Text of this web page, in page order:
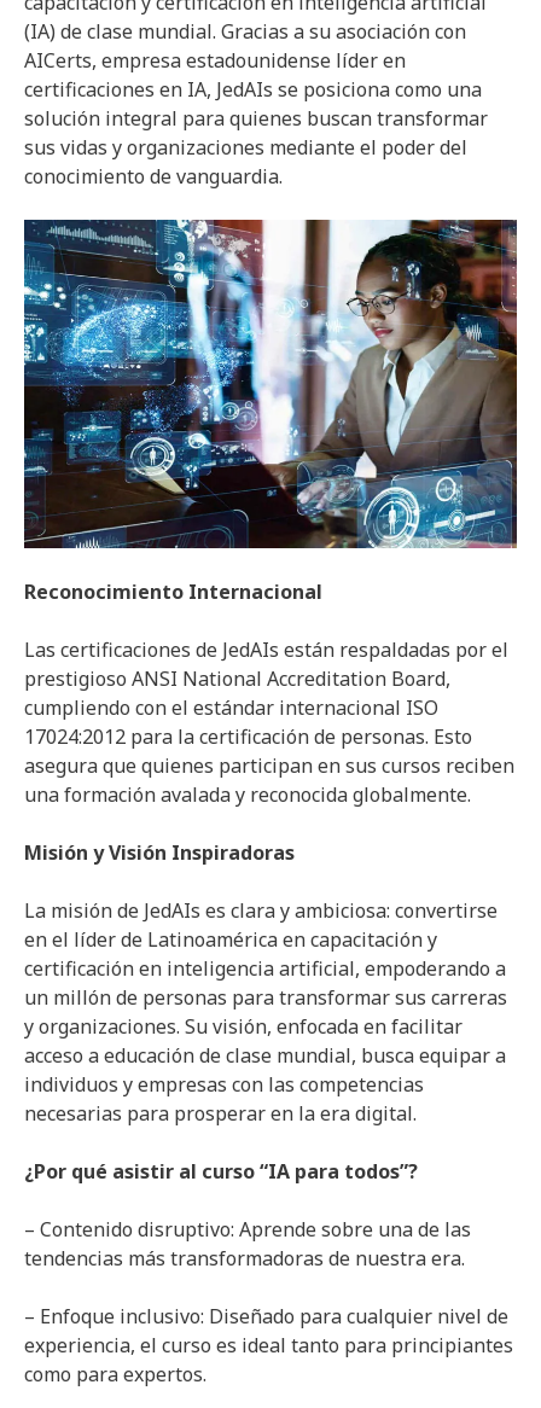
(IA) de clase mundial. Gracias a su asociación con
AICerts, empresa estadounidense líder en
certificaciones en IA, JedAIs se posiciona como una
solución integral para quienes buscan transformar
sus vidas y organizaciones mediante el poder del
conocimiento de vanguardia.
Reconocimiento Internacional
Las certificaciones de JedAIs están respaldadas por el
prestigioso ANSI National Accreditation Board,
cumpliendo con el estándar internacional ISO
17024:2012 para la certificación de personas. Esto
asegura que quienes participan en sus cursos reciben
una formación avalada y reconocida globalmente.
Misión y Visión Inspiradoras
La misión de JedAIs es clara y ambiciosa: convertirse
en el líder de Latinoamérica en capacitación y
certificación en inteligencia artificial, empoderando a
un millón de personas para transformar sus carreras
y organizaciones. Su visión, enfocada en facilitar
acceso a educación de clase mundial, busca equipar a
individuos y empresas con las competencias
necesarias para prosperar en la era digital.
¿Por qué asistir al curso “IA para todos”?
– Contenido disruptivo: Aprende sobre una de las
tendencias más transformadoras de nuestra era.
– Enfoque inclusivo: Diseñado para cualquier nivel de
experiencia, el curso es ideal tanto para principiantes
como para expertos.